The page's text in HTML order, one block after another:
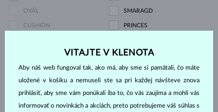
OVÁL SMARAGD
CUSHION PRINCES
ASSCHER
Druh perly
SLADKOVODNÉ AKOYA
VITAJTE V KLENOTA
Aby náš web fungoval tak, ako má, aby sme si pamätali, čo máte
uložené v košíku a nemuseli ste sa pri každej návšteve znova
prihlásiť, aby sme vám ponúkali iba to, čo vás zaujíma a mohli vás
informovať o novinkách a akciách, preto potrebujeme váš súhlas s